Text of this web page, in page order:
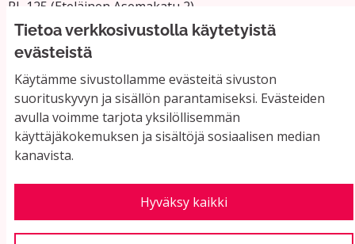
Tietoa verkkosivustolla käytetyistä
evästeistä
Käytämme sivustollamme evästeitä sivuston
suorituskyvyn ja sisällön parantamiseksi. Evästeiden
avulla voimme tarjota yksilöllisemmän
käyttäjäkokemuksen ja sisältöjä sosiaalisen median
kanavista.
Hyväksy kaikki
PL 125 (Eteläinen Asemakatu 2)
11101 Riihimäki
Vaihde: 019 758 4000
Sähköpostiosoitteet:
etunimi.sukunimi@riihimaki.fi
Yhteystiedot ja usein kysyttyä
Käyttöehdot
Evästeasetukset